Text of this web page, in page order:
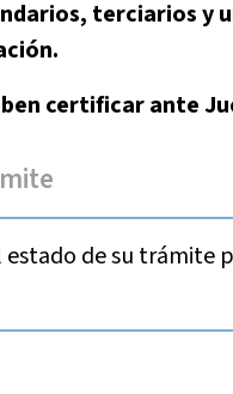
terciarios y
certificar ante
de su trámite